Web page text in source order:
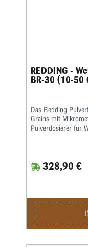
REDDING -
BR-30 (10-50
Das Redding
Grains mit
Pulverdosierer für
reproduzierbare
Bereich. Mit dem
ermöglicht eine
reproduzierbares
ideal für
arbeiten und
328,90 €